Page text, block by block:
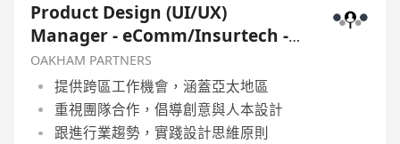
Product Design (UI/UX)
Manager - eComm/Insurtech -
Regional
OAKHAM PARTNERS
提供跨區工作機會，涵蓋亞太地區
重視團隊合作，倡導創意與人本設計
跟進行業趨勢，實踐設計思維原則